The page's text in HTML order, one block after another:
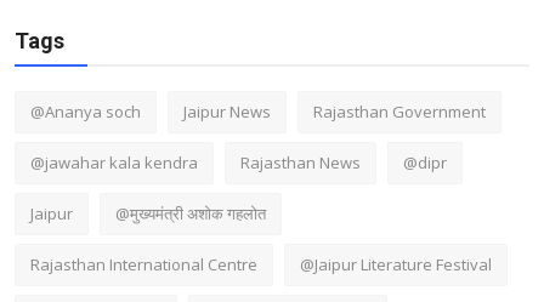
Tags
@Ananya soch Jaipur News Rajasthan Government
@jawahar kala kendra Rajasthan News @dipr
Jaipur @मुख्यमंत्री अशोक गहलोत
Rajasthan International Centre @Jaipur Literature Festival